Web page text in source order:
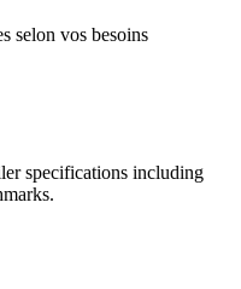
selon vos besoins
specifications including